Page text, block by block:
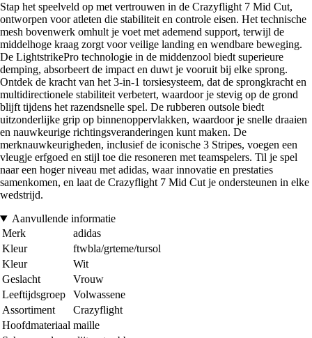
Stap het speelveld op met vertrouwen in de Crazyflight 7 Mid Cut,
ontworpen voor atleten die stabiliteit en controle eisen. Het technische
mesh bovenwerk omhult je voet met ademend support, terwijl de
middelhoge kraag zorgt voor veilige landing en wendbare beweging.
De LightstrikePro technologie in de middenzool biedt superieure
demping, absorbeert de impact en duwt je vooruit bij elke sprong.
Ontdek de kracht van het 3-in-1 torsiesysteem, dat de sprongkracht en
multidirectionele stabiliteit verbetert, waardoor je stevig op de grond
blijft tijdens het razendsnelle spel. De rubberen outsole biedt
uitzonderlijke grip op binnenoppervlakken, waardoor je snelle draaien
en nauwkeurige richtingsveranderingen kunt maken. De
merknauwkeurigheden, inclusief de iconische 3 Stripes, voegen een
vleugje erfgoed en stijl toe die resoneren met teamspelers. Til je spel
naar een hoger niveau met adidas, waar innovatie en prestaties
samenkomen, en laat de Crazyflight 7 Mid Cut je ondersteunen in elke
wedstrijd.
Aanvullende informatie
Merk
adidas
Kleur
ftwbla/grteme/tursol
Kleur
Wit
Geslacht
Vrouw
Leeftijdsgroep
Volwassene
Assortiment
Crazyflight
Hoofdmateriaal maille